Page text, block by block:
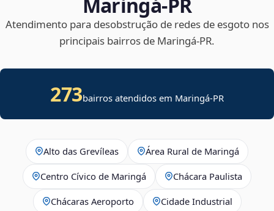
Atendimento para desobstrução de redes de esgoto nos
principais bairros de Maringá‑PR.
273bairros atendidos em Maringá-PR
Alto das Grevíleas Área Rural de Maringá
Centro Cívico de Maringá Chácara Paulista
Chácaras Aeroporto Cidade Industrial